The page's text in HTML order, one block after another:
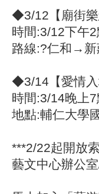
◆3/12【廟街樂
時間:3/12下午
路線:?仁和→
◆3/14【愛情入
時間:3/14晚上
地點:輔仁大學
***2/22起開放
藝文中心辦公